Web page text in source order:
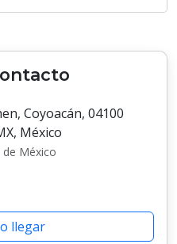
Coyoacán, 04100
México
de México
llegar